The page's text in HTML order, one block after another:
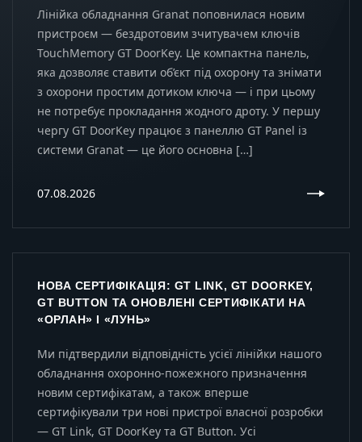
Лінійка обладнання Granat поповнилася новим
пристроєм — бездротовим зчитувачем ключів
TouchMemory GT DoorKey. Це компактна панель,
яка дозволяє ставити об’єкт під охорону та знімати
з охорони простим дотиком ключа — і при цьому
не потребує прокладання жодного дроту. У першу
чергу GT DoorKey працює з панеллю GT Panel із
системи Granat — це його основна […]
07.08.2026
НОВА СЕРТИФІКАЦІЯ: GT LINK, GT DOORKEY,
GT BUTTON ТА ОНОВЛЕНІ СЕРТИФІКАТИ НА
«ОРЛАН» І «ЛУНЬ»
Ми підтвердили відповідність усієї лінійки нашого
обладнання охоронно-пожежного призначення
новим сертифікатам, а також вперше
сертифікували три нові пристрої власної розробки
— GT Link, GT DoorKey та GT Button. Усі